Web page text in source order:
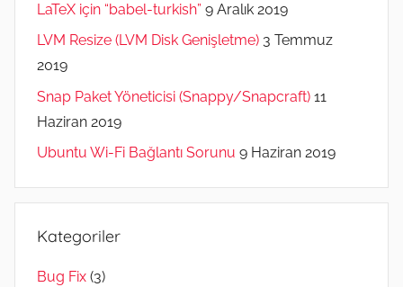
LaTeX için “babel-turkish” 9 Aralık 2019
LVM Resize (LVM Disk Genişletme) 3 Temmuz
2019
Snap Paket Yöneticisi (Snappy/Snapcraft) 11
Haziran 2019
Ubuntu Wi-Fi Bağlantı Sorunu 9 Haziran 2019
Kategoriler
Bug Fix (3)